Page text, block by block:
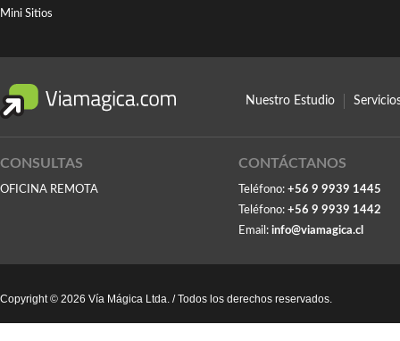
Mini Sitios
Nuestro Estudio
CONSULTAS
OFICINA REMOTA
CONTÁCTANOS
Teléfono: +56 9 9939 1445
Teléfono: +56 9 9939 1442
Email: info@viamagica.cl
Copyright © 2026 Vía Mágica Ltda. / Todos los derechos reservados.